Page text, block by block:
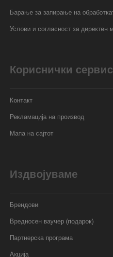
Барање за запирање на
Услови и согласност за директен
Кориснички сервис
Контакт
Рекламација на производ
Мапа на сајтот
Издвојуваме
Брендови
Вредносен ваучер (подарок)
Партнерска програма
Акција